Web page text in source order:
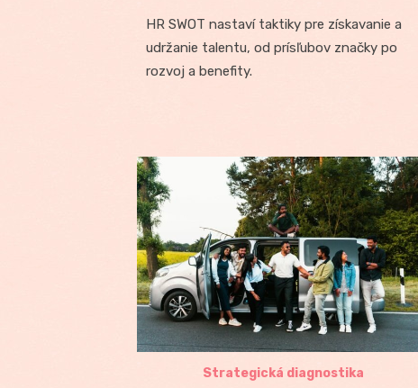
HR SWOT nastaví taktiky pre získavanie a
udržanie talentu, od prísľubov značky po
rozvoj a benefity.
Strategická diagnostika